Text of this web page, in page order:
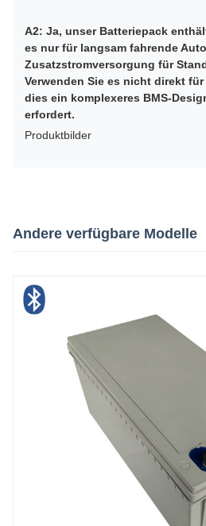
A2: Ja, unser Batteriepack
es nur für langsam fahrende
Zusatzstromversorgung für
Verwenden Sie es nicht direkt
dies ein komplexeres BMS-
erfordert.
Produktbilder
Andere verfügbare Modelle